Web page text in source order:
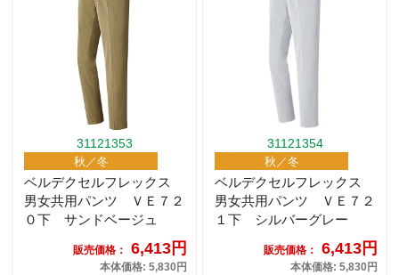
31121353
秋／冬
ベルデクセルフレックス
男女共用パンツ ＶＥ７２
０下 サンドベージュ
販売価格： 6,413円
本体価格: 5,830円
31121354
秋／冬
ベルデクセルフレックス
男女共用パンツ ＶＥ７２
１下 シルバーグレー
販売価格： 6,413円
本体価格: 5,830円